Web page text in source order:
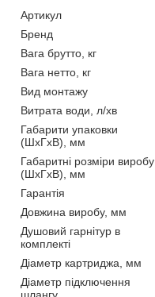
Артикул
Бренд
Вага брутто, кг
Вага нетто, кг
Вид монтажу
Витрата води, л/хв
Габарити упаковки
(ШхГхВ), мм
Габаритні розміри виробу
(ШхГхВ), мм
Гарантія
Довжина виробу, мм
Душовий гарнітур в
комплекті
Діаметр картриджа, мм
Діаметр підключення
шлангу